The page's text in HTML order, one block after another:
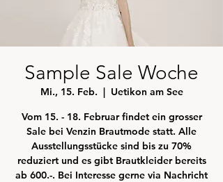
Sample Sale Woche
Mi., 15. Feb.
  |
Uetikon am See
Vom 15. - 18. Februar findet ein grosser
Sale bei Venzin Brautmode statt. Alle
Ausstellungsstücke sind bis zu 70%
reduziert und es gibt Brautkleider bereits
ab 600.-. Bei Interesse gerne via Nachricht